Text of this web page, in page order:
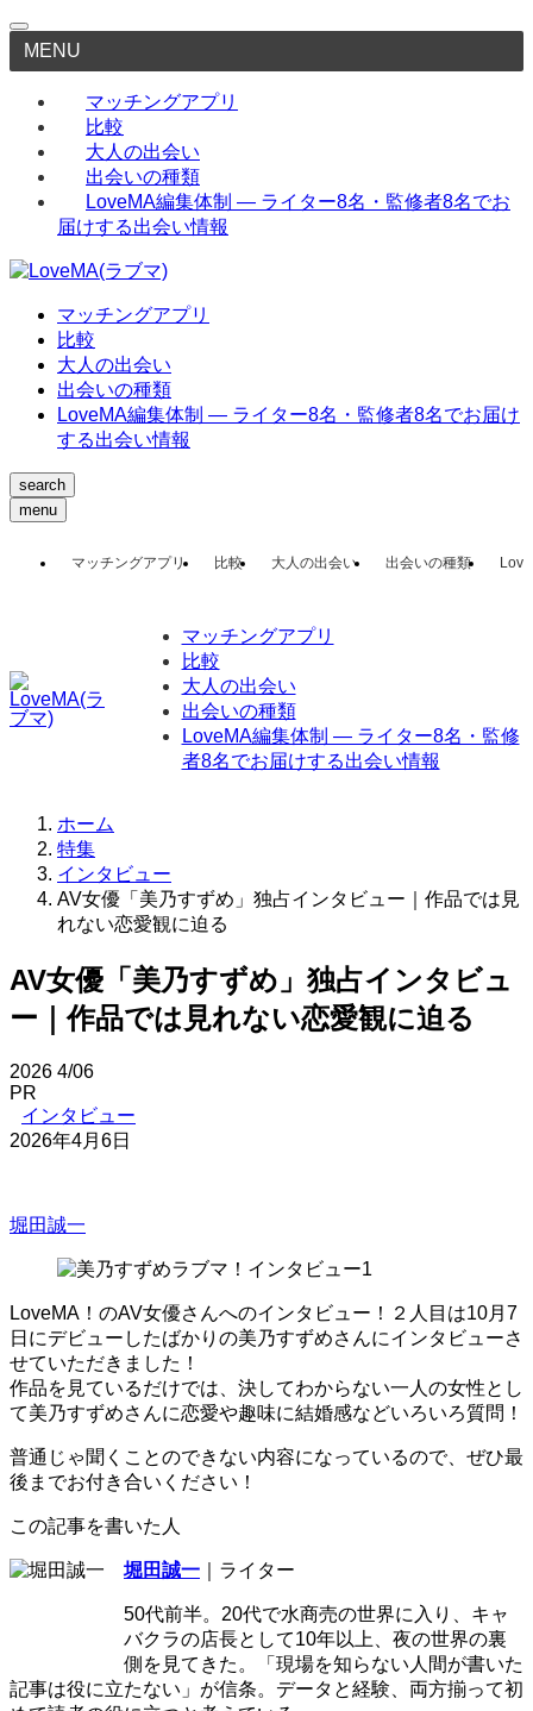
MENU
マッチングアプリ
比較
大人の出会い
出会いの種類
LoveMA編集体制 — ライター8名・監修者8名でお
届けする出会い情報
マッチングアプリ
比較
大人の出会い
出会いの種類
LoveMA編集体制 — ライター8名・監修者8名でお届け
する出会い情報
search
menu
マッチングアプリ 比較 大人の出会い 出会いの種類
マッチングアプリ
比較
大人の出会い
出会いの種類
LoveMA編集体制 — ライター8名・監修
者8名でお届けする出会い情報
ホーム
特集
インタビュー
AV女優「美乃すずめ」独占インタビュー｜作品では見
れない恋愛観に迫る
AV女優「美乃すずめ」独占インタビュ
ー｜作品では見れない恋愛観に迫る
2026 4/06
PR
インタビュー
2026年4月6日
堀田誠一
LoveMA！のAV女優さんへのインタビュー！２人目は10月7
日にデビューしたばかりの美乃すずめさんにインタビューさ
せていただきました！
作品を見ているだけでは、決してわからない一人の女性とし
て美乃すずめさんに恋愛や趣味に結婚感などいろいろ質問！
普通じゃ聞くことのできない内容になっているので、ぜひ最
後までお付き合いください！
この記事を書いた人
堀田誠一 ｜ライター
50代前半。20代で水商売の世界に入り、キャ
バクラの店長として10年以上、夜の世界の裏
側を見てきた。「現場を知らない人間が書いた
記事は役に立たない」が信条。データと経験、両方揃って初